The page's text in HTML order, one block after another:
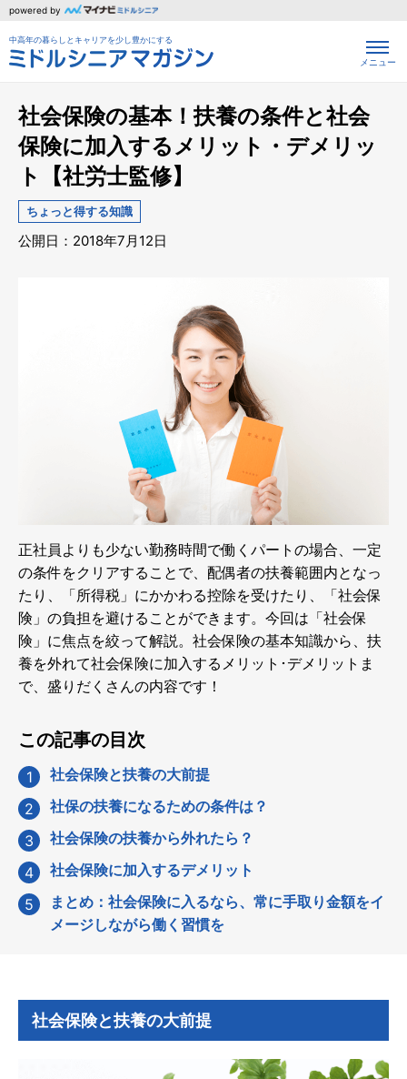
powered by
中高年の暮らしとキャリアを少し豊かにする
メニュー
社会保険の基本！扶養の条件と社会
保険に加入するメリット・デメリッ
ト【社労士監修】
ちょっと得する知識
公開日：2018年7月12日
正社員よりも少ない勤務時間で働くパートの場合、一定
の条件をクリアすることで、配偶者の扶養範囲内となっ
たり、「所得税」にかかわる控除を受けたり、「社会保
険」の負担を避けることができます。今回は「社会保
険」に焦点を絞って解説。社会保険の基本知識から、扶
養を外れて社会保険に加入するメリット･デメリットま
で、盛りだくさんの内容です！
この記事の目次
社会保険と扶養の大前提
社保の扶養になるための条件は？
社会保険の扶養から外れたら？
社会保険に加入するデメリット
まとめ：社会保険に入るなら、常に手取り金額をイ
メージしながら働く習慣を
社会保険と扶養の大前提